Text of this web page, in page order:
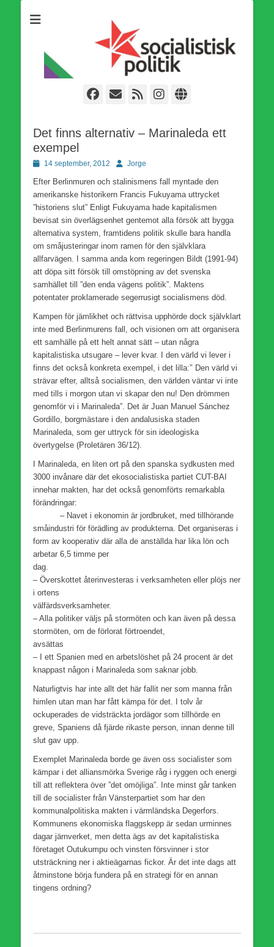
världsomfattande socialistiska Fjärde Internationalen och en viktig
tillgång i kampen för en socialistisk framtid!
Facebook
E-
Webbflöde
Instagram
Webbplats
Det finns alternativ – Marinaleda ett
exempel
Publicerad
14 september, 2012 Författare
Jorge
Efter Berlinmuren och stalinismens fall myntade den
amerikanske historikern Francis Fukuyama uttrycket
”historiens slut” Enligt Fukuyama hade kapitalismen
bevisat sin överlägsenhet gentemot alla försök att bygga
alternativa system, framtidens politik skulle bara handla
om småjusteringar inom ramen för den självklara
allfarvägen. I samma anda kom regeringen Bildt (1991-94)
att döpa sitt försök till omstöpning av det svenska
samhället till ”den enda vägens politik”. Maktens
potentater proklamerade segerrusigt socialismens död.
Kampen för jämlikhet och rättvisa upphörde dock självklart
inte med Berlinmurens fall, och visionen om att organisera
ett samhälle på ett helt annat sätt – utan några
kapitalistiska utsugare – lever kvar. I den värld vi lever i
finns det också konkreta exempel, i det lilla:” Den värld vi
strävar efter, alltså socialismen, den världen väntar vi inte
med tills i morgon utan vi skapar den nu! Den drömmen
genomför vi i Marinaleda”. Det är Juan Manuel Sánchez
Gordillo, borgmästare i den andalusiska staden
Marinaleda, som ger uttryck för sin ideologiska
övertygelse (Proletären 36/12).
I Marinaleda, en liten ort på den spanska sydkusten med
3000 invånare där det ekosocialistiska partiet CUT-BAI
innehar makten, har det också genomförts remarkabla
– Navet i ekonomin är jordbruket, med tillhörande
småindustri för förädling av produkterna. Det organiseras i
form av kooperativ där alla de anställda har lika lön och
arbetar 6,5 timme per
dag.
– Överskottet återinvesteras i verksamheten eller plöjs ner
i ortens
– Alla politiker väljs på stormöten och kan även på dessa
stormöten, om de förlorat förtroendet,
– I ett Spanien med en arbetslöshet på 24 procent är det
knappast någon i Marinaleda som saknar jobb.
Naturligtvis har inte allt det här fallit ner som manna från
himlen utan man har fått kämpa för det. I tolv år
ockuperades de vidsträckta jordägor som tillhörde en
greve, Spaniens då fjärde rikaste person, innan denne till
slut gav upp.
Exemplet Marinaleda borde ge även oss socialister som
kämpar i det alliansmörka Sverige råg i ryggen och energi
till att reflektera över ”det omöjliga”. Inte minst går tanken
till de socialister från Vänsterpartiet som har den
kommunalpolitiska makten i värmländska Degerfors.
Kommunens ekonomiska flaggskepp är sedan urminnes
dagar järnverket, men detta ägs av det kapitalistiska
företaget Outukumpu och vinsten försvinner i stor
utsträckning ner i aktieägarnas fickor. Är det inte dags att
åtminstone börja fundera på en strategi för en annan
tingens ordning?